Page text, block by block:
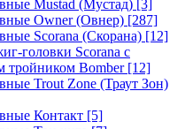
Mustad (Мустад) [3]
Owner (Овнер) [287]
Scorana (Скорана) [12]
головки Scorana с
тройником Bomber[12]
Trout Zone (Траут Зон)
Контакт [5]